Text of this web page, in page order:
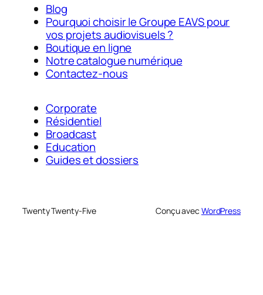
Blog
Pourquoi choisir le Groupe EAVS pour
vos projets audiovisuels ?
Boutique en ligne
Notre catalogue numérique
Contactez-nous
Corporate
Résidentiel
Broadcast
Education
Guides et dossiers
Twenty Twenty-Five Conçu avec WordPress